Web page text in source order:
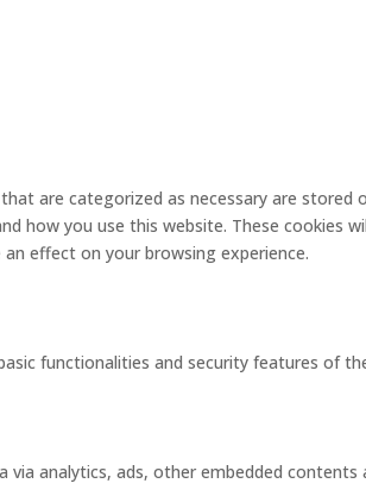
are categorized as necessary are stored
how you use this website. These cookies
effect on your browsing experience.
functionalities and security features of
analytics, ads, other embedded contents